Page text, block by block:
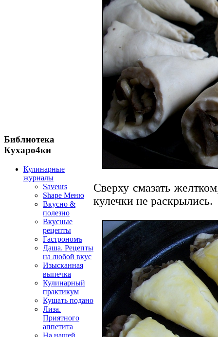
Библиотека
Кухаро4ки
Кулинарные
журналы
Saveurs
Shape Меню
Вкусно &
полезно
Вкусные
рецепты
Гастрономъ
Даша. Рецепты
на любой вкус
Изысканная
выпечка
Кулинарный
практикум
Кушать подано
Лиза.
Приятного
аппетита
На нашей
Сверху смазать
кулечки не раскрылись.